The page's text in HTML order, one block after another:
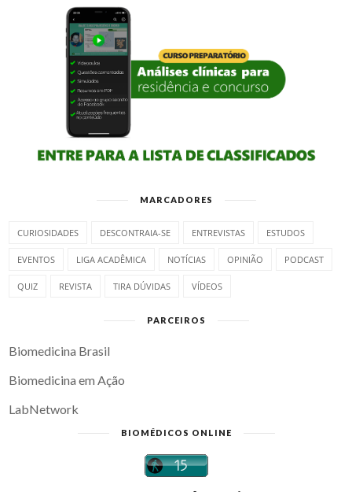
MARCADORES
CURIOSIDADES DESCONTRAIA-SE ENTREVISTAS ESTUDOS
EVENTOS LIGA ACADÊMICA NOTÍCIAS OPINIÃO PODCAST
QUIZ REVISTA TIRA DÚVIDAS VÍDEOS
PARCEIROS
Biomedicina Brasil
Biomedicina em Ação
LabNetwork
BIOMÉDICOS ONLINE